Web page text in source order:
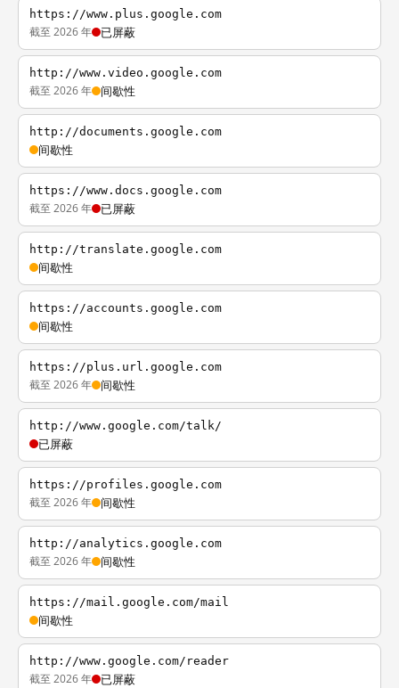
https://www.plus.google.com
截至 2026 年 已屏蔽
http://www.video.google.com
截至 2026 年 间歇性
http://documents.google.com
间歇性
https://www.docs.google.com
截至 2026 年 已屏蔽
http://translate.google.com
间歇性
https://accounts.google.com
间歇性
https://plus.url.google.com
截至 2026 年 间歇性
http://www.google.com/talk/
已屏蔽
https://profiles.google.com
截至 2026 年 间歇性
http://analytics.google.com
截至 2026 年 间歇性
https://mail.google.com/mail
间歇性
http://www.google.com/reader
截至 2026 年 已屏蔽